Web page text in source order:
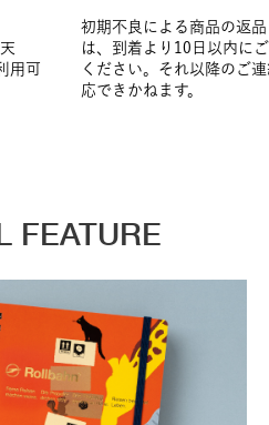
用可
初期不良による商品の返
は、到着より10日以内に
ください。それ以降のご
応できかねます。
FEATURE